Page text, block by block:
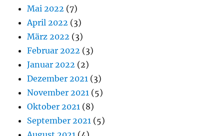
Mai 2022 (7)
April 2022 (3)
März 2022 (3)
Februar 2022 (3)
Januar 2022 (2)
Dezember 2021 (3)
November 2021 (5)
Oktober 2021 (8)
September 2021 (5)